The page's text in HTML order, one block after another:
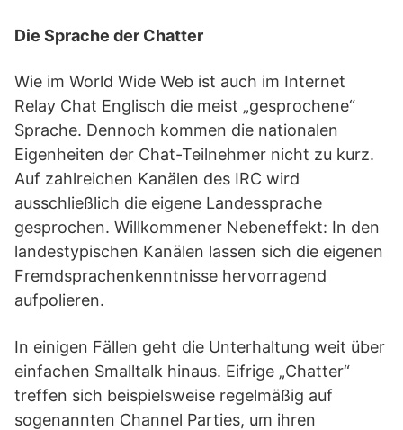
Die Sprache der Chatter
Wie im World Wide Web ist auch im Internet
Relay Chat Englisch die meist „gesprochene“
Sprache. Dennoch kommen die nationalen
Eigenheiten der Chat-Teilnehmer nicht zu kurz.
Auf zahlreichen Kanälen des IRC wird
ausschließlich die eigene Landessprache
gesprochen. Willkommener Nebeneffekt: In den
landestypischen Kanälen lassen sich die eigenen
Fremdsprachenkenntnisse hervorragend
aufpolieren.
In einigen Fällen geht die Unterhaltung weit über
einfachen Smalltalk hinaus. Eifrige „Chatter“
treffen sich beispielsweise regelmäßig auf
sogenannten Channel Parties, um ihren